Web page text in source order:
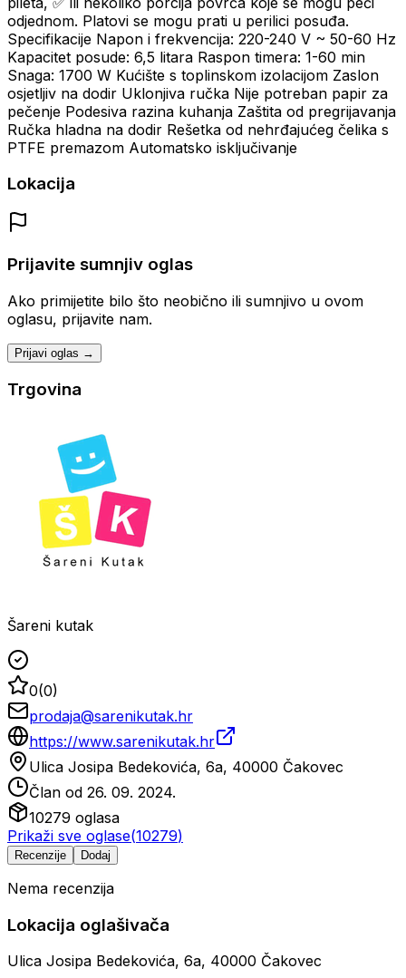
odjednom. Platovi se mogu prati u perilici posuđa.
Specifikacije Napon i frekvencija: 220-240 V ~ 50-60 Hz
Kapacitet posude: 6,5 litara Raspon timera: 1-60 min
Snaga: 1700 W Kućište s toplinskom izolacijom Zaslon
osjetljiv na dodir Uklonjiva ručka Nije potreban papir za
pečenje Podesiva razina kuhanja Zaštita od pregrijavanja
Ručka hladna na dodir Rešetka od nehrđajućeg čelika s
PTFE premazom Automatsko isključivanje
Lokacija
Prijavite sumnjiv oglas
Ako primijetite bilo što neobično ili sumnjivo u ovom
oglasu, prijavite nam.
Prijavi oglas →
Trgovina
Šareni kutak
0(0)
prodaja@sarenikutak.hr
https://www.sarenikutak.hr
Ulica Josipa Bedekovića, 6a, 40000 Čakovec
Član od 26. 09. 2024.
10279 oglasa
Prikaži sve oglase(10279)
Recenzije Dodaj
Nema recenzija
Lokacija oglašivača
Ulica Josipa Bedekovića, 6a, 40000 Čakovec